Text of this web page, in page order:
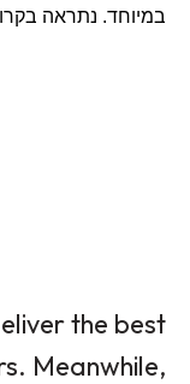
במיוחד. נתראה
the best
Meanwhile,